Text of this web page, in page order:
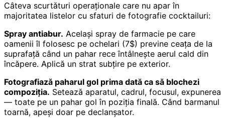
Câteva scurtături operaționale care nu apar în
majoritatea listelor cu sfaturi de fotografie cocktailuri:
Spray antiabur. Același spray de farmacie pe care
oamenii îl folosesc pe ochelari (7$) previne ceața de la
suprafață când un pahar rece întâlnește aerul cald din
încăpere. Aplică un strat subțire pe exterior.
Fotografiază paharul gol prima dată ca să blochezi
compoziția. Setează aparatul, cadrul, focusul, expunerea
— toate pe un pahar gol în poziția finală. Când barmanul
toarnă, apeși doar pe declanșator.